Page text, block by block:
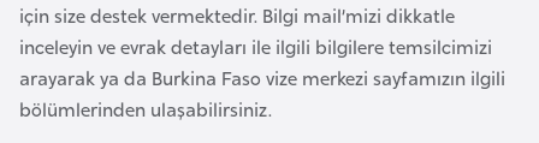
için size destek vermektedir. Bilgi mail’mizi dikkatle
inceleyin ve evrak detayları ile ilgili bilgilere temsilcimizi
arayarak ya da Burkina Faso vize merkezi sayfamızın ilgili
bölümlerinden ulaşabilirsiniz.
C
e
z
a